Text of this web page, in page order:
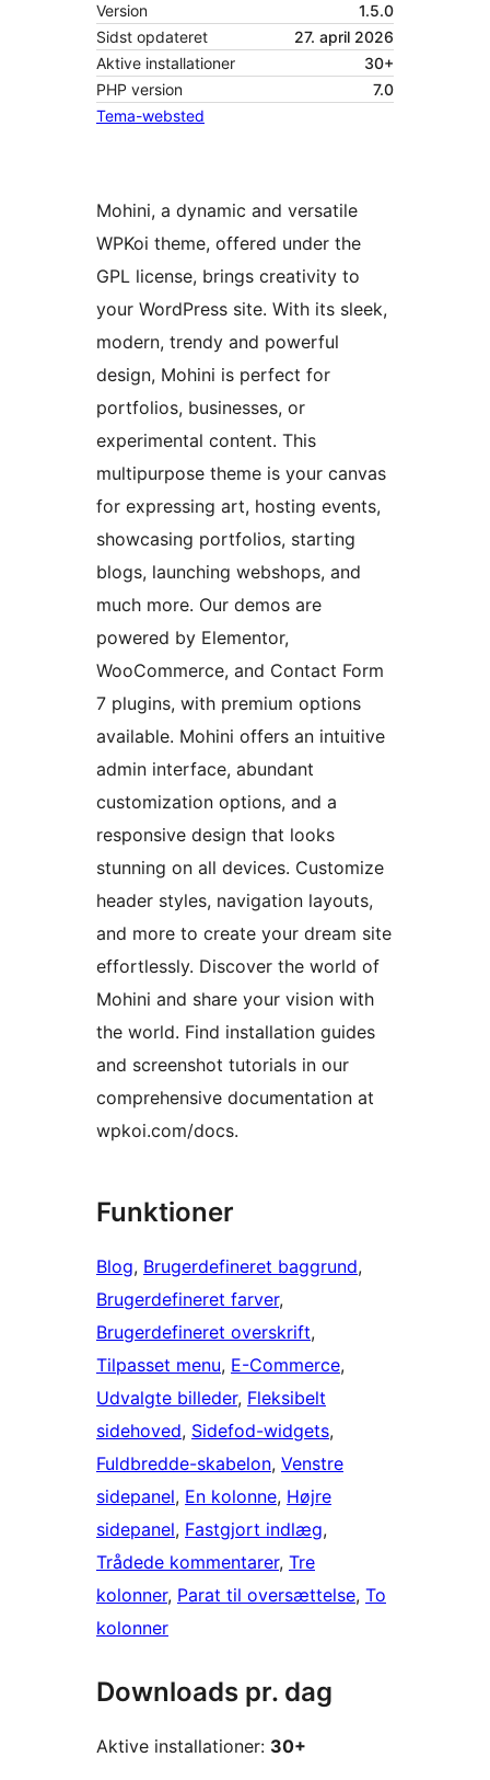
Version
1.5.0
Sidst opdateret
27. april 2026
Aktive installationer
30+
PHP version
7.0
Tema-websted
Mohini, a dynamic and versatile
WPKoi theme, offered under the
GPL license, brings creativity to
your WordPress site. With its sleek,
modern, trendy and powerful
design, Mohini is perfect for
portfolios, businesses, or
experimental content. This
multipurpose theme is your canvas
for expressing art, hosting events,
showcasing portfolios, starting
blogs, launching webshops, and
much more. Our demos are
powered by Elementor,
WooCommerce, and Contact Form
7 plugins, with premium options
available. Mohini offers an intuitive
admin interface, abundant
customization options, and a
responsive design that looks
stunning on all devices. Customize
header styles, navigation layouts,
and more to create your dream site
effortlessly. Discover the world of
Mohini and share your vision with
the world. Find installation guides
and screenshot tutorials in our
comprehensive documentation at
wpkoi.com/docs.
Funktioner
Blog, Brugerdefineret baggrund
Brugerdefineret farver
Brugerdefineret overskrift
Tilpasset menu, E-Commerce
Udvalgte billeder, Fleksibelt
sidehoved, Sidefod-widgets
Fuldbredde-skabelon, Venstre
sidepanel, En kolonne, Højre
sidepanel, Fastgjort indlæg
Trådede kommentarer, Tre
kolonner, Parat til oversættelse, To
kolonner
Downloads pr. dag
Aktive installationer: 30+